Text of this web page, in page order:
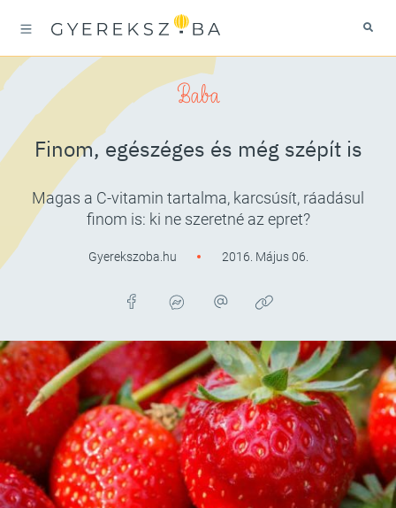
Baba
Finom, egészéges és még szépít is
Magas a C-vitamin tartalma, karcsúsít, ráadásul
finom is: ki ne szeretné az epret?
Gyerekszoba.hu 2016. Május 06.